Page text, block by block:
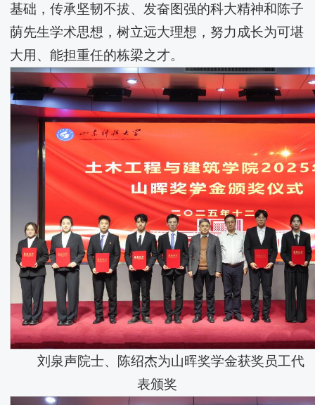
基础，传承坚韧不拔、发奋图强的科大精神和陈子
荫先生学术思想，树立远大理想，努力成长为可堪
大用、能担重任的栋梁之才。
刘泉声院士、陈绍杰为山晖奖学金获奖员工代
表颁奖